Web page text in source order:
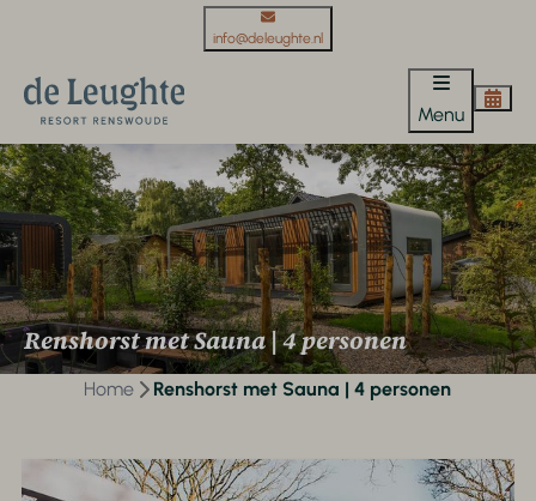
info@deleughte.nl
Menu
Renshorst met Sauna | 4 personen
Home Renshorst met Sauna | 4 personen